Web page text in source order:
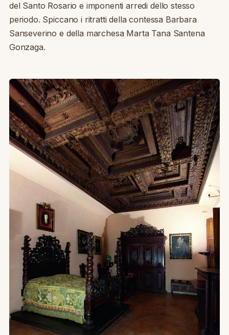
del Santo Rosario e imponenti arredi dello stesso
periodo. Spiccano i ritratti della contessa Barbara
Sanseverino e della marchesa Marta Tana Santena
Gonzaga.